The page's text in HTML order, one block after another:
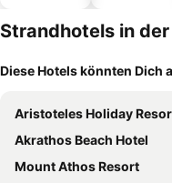
Strandhotels in
Diese Hotels könnten Dich
Aristoteles Holiday Resort &
Akrathos Beach Hotel
Mount Athos Resort